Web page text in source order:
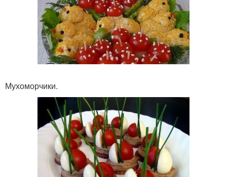
Мухоморчики.